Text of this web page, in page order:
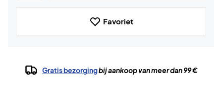
Favoriet
Gratis bezorgingbij aankoop van meer dan 99 €